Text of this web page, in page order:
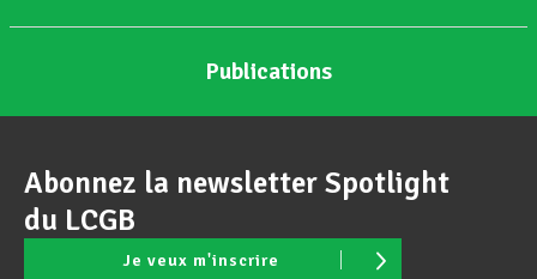
Publications
Abonnez la newsletter Spotlight
du LCGB
Je veux m'inscrire